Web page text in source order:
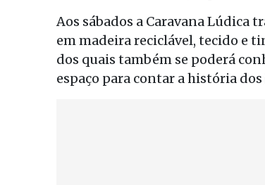
Aos sábados a Caravana Lúdica
em madeira reciclável, tecido e
dos quais também se poderá
espaço para contar a história